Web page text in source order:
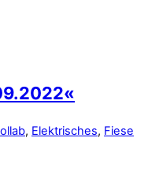
, Elektrisches, Fiese